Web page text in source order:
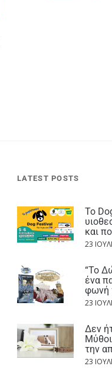
LATEST POSTS
Το
και
23
“Το
ένα
φωνή
23
Δεν
την
23